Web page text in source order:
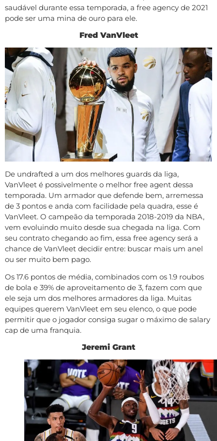
saudável durante essa temporada, a free agency de 2021
pode ser uma mina de ouro para ele.
Fred VanVleet
De undrafted a um dos melhores guards da liga,
VanVleet é possivelmente o melhor free agent dessa
temporada. Um armador que defende bem, arremessa
de 3 pontos e anda com facilidade pela quadra, esse é
VanVleet. O campeão da temporada 2018-2019 da NBA,
vem evoluindo muito desde sua chegada na liga. Com
seu contrato chegando ao fim, essa free agency será a
chance de VanVleet decidir entre: buscar mais um anel
ou ser muito bem pago.
Os 17.6 pontos de média, combinados com os 1.9 roubos
de bola e 39% de aproveitamento de 3, fazem com que
ele seja um dos melhores armadores da liga. Muitas
equipes querem VanVleet em seu elenco, o que pode
permitir que o jogador consiga sugar o máximo de salary
cap de uma franquia.
Jeremi Grant